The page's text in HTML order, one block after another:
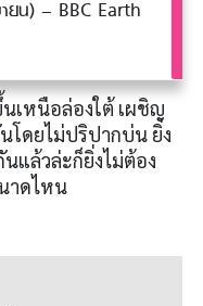
ยน) – BBC Earth
เหนือล่องใต้ เผชิญ
โดยไม่ปริปากบ่น ยิ่ง
แล้วล่ะก็ยิ่งไม่ต้อง
าดไหน